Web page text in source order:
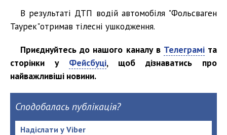
В результаті ДТП водій автомобіля "Фольсваген
Таурек"отримав тілесні ушкодження.
Приєднуйтесь до нашого каналу в Телеграміта
сторінки у Фейсбуці, щоб дізнаватись про
найважливіші новини.
Сподобалась публікація?
Надіслати у Viber